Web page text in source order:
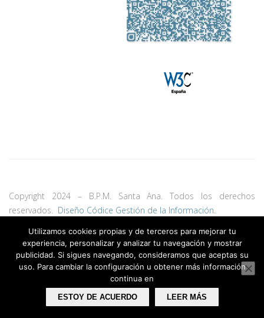
Copyright 2024 – B.P.M. Santa Ana. Todos los derechos
reservados. Diseño Códice Gestión de la Información.
Utilizamos cookies propias y de terceros para mejorar tu
experiencia, personalizar y analizar tu navegación y mostrar
publicidad. Si sigues navegando, consideramos que aceptas su
uso. Para cambiar la configuración u obtener más información
continua en
ESTOY DE ACUERDO LEER MÁS